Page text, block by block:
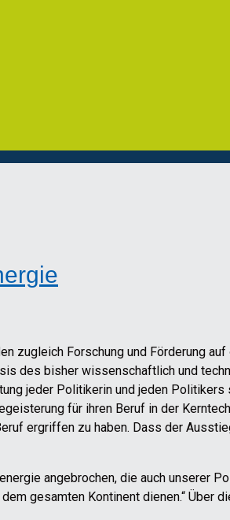
zugleich Forschung und Förderung
des bisher wissenschaftlich und
jeder Politikerin und jeden
für ihren Beruf in der
ergriffen zu haben. Dass der
angebrochen, die auch unserer
gesamten Kontinent dienen.“ Über